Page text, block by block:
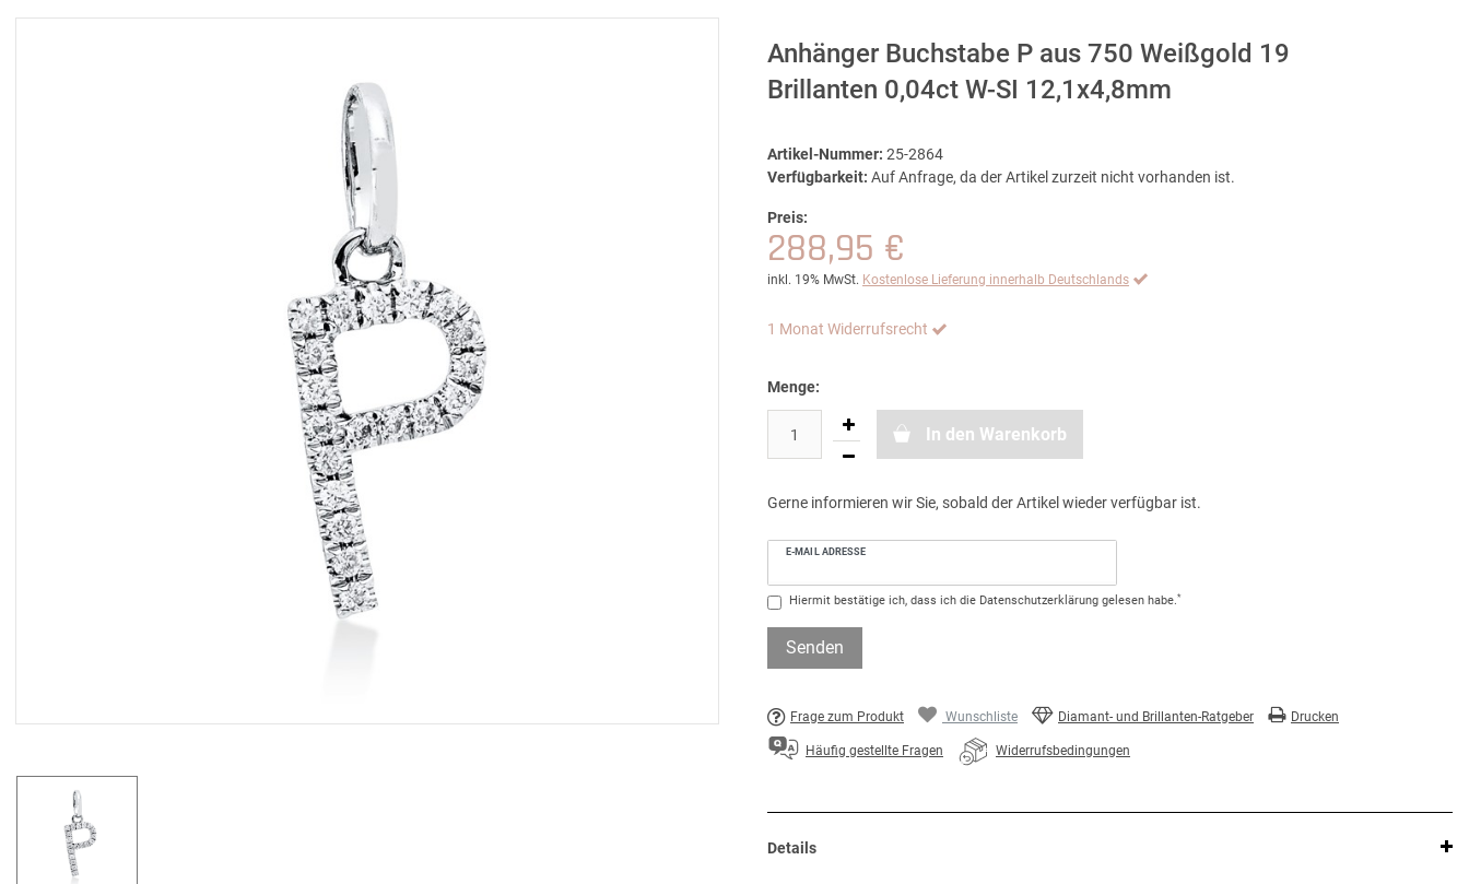
Anhänger Buchstabe P aus 750 Weißgold 19
Brillanten 0,04ct W-SI 12,1x4,8mm
Artikel-Nummer: 25-2864
Verfügbarkeit: Auf Anfrage, da der Artikel zurzeit nicht vorhanden ist.
Preis:
288,95 €
inkl. 19% MwSt. Kostenlose Lieferung innerhalb Deutschlands
1 Monat Widerrufsrecht
Menge:
In den Warenkorb
Gerne informieren wir Sie, sobald der Artikel wieder verfügbar ist.
E-MAIL ADRESSE
Hiermit bestätige ich, dass ich die Daten­schutz­erklärung gelesen habe.*
Senden
Frage zum Produkt Wunschliste Diamant- und Brillanten-Ratgeber Drucken
Häufig gestellte Fragen Widerrufsbedingungen
Details